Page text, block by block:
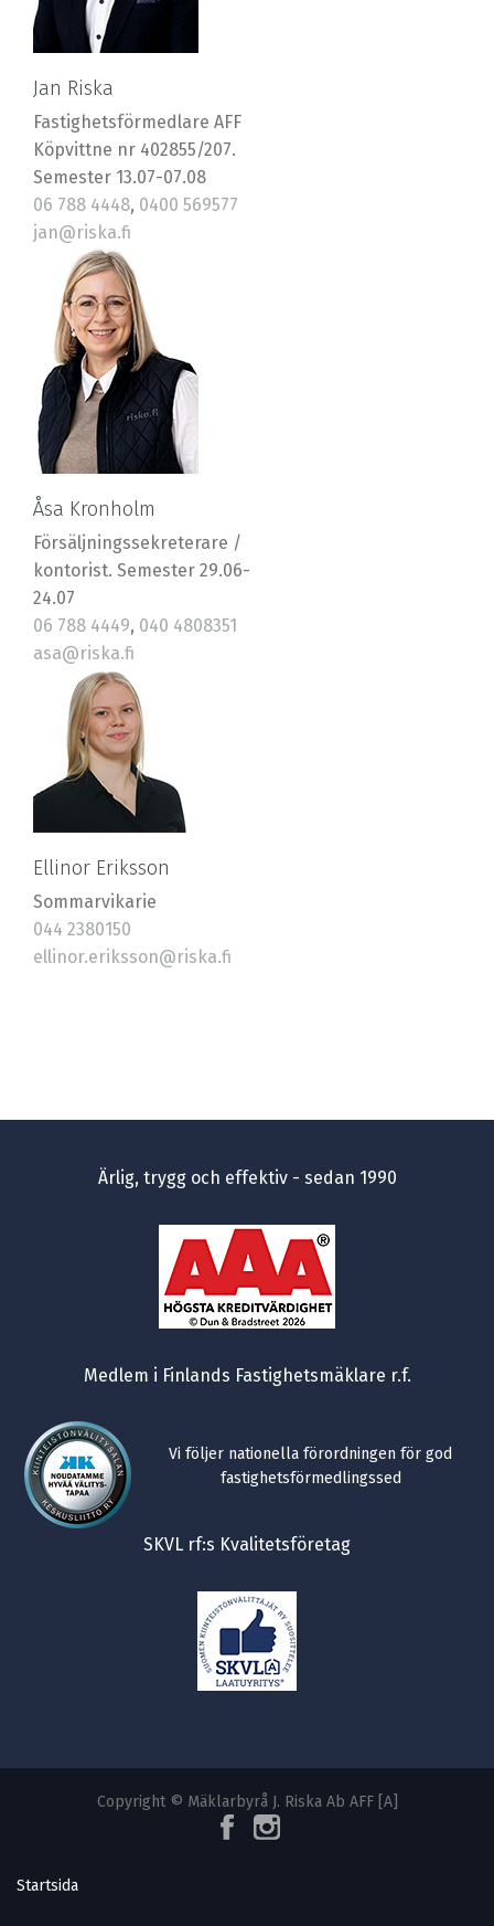
Jan Riska
Fastighetsförmedlare AFF
Köpvittne nr 402855/207.
Semester 13.07-07.08
06 788 4448, 0400 569577
jan@riska.fi
Åsa Kronholm
Försäljningssekreterare /
kontorist. Semester 29.06-
24.07
06 788 4449, 040 4808351
asa@riska.fi
Ellinor Eriksson
Sommarvikarie
044 2380150
ellinor.eriksson@riska.fi
Ärlig, trygg och effektiv - sedan 1990
Medlem i Finlands Fastighetsmäklare r.f.
Vi följer nationella förordningen för god
fastighetsförmedlingssed
SKVL rf:s Kvalitetsföretag
Copyright © Mäklarbyrå J. Riska Ab AFF [A]
Startsida